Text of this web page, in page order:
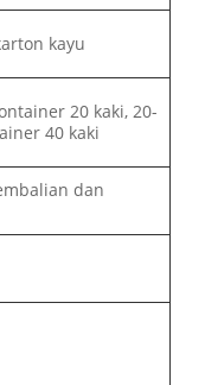
kayu
20 kaki, 20-
40 kaki
dan